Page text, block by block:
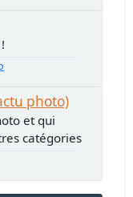
photo)
et qui
catégories